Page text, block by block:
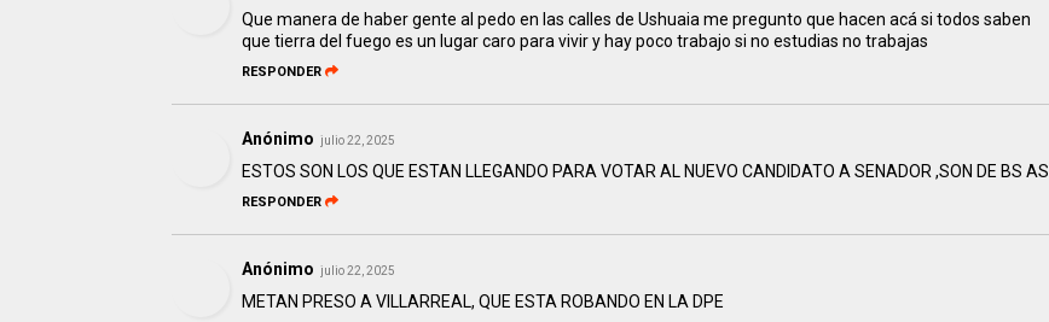
Que manera de haber gente al pedo en las calles de Ushuaia me pregunto que hacen acá si todos saben
que tierra del fuego es un lugar caro para vivir y hay poco trabajo si no estudias no trabajas
RESPONDER
Anónimo julio 22, 2025
ESTOS SON LOS QUE ESTAN LLEGANDO PARA VOTAR AL NUEVO CANDIDATO A SENADOR ,SON DE BS AS
RESPONDER
Anónimo julio 22, 2025
METAN PRESO A VILLARREAL, QUE ESTA ROBANDO EN LA DPE